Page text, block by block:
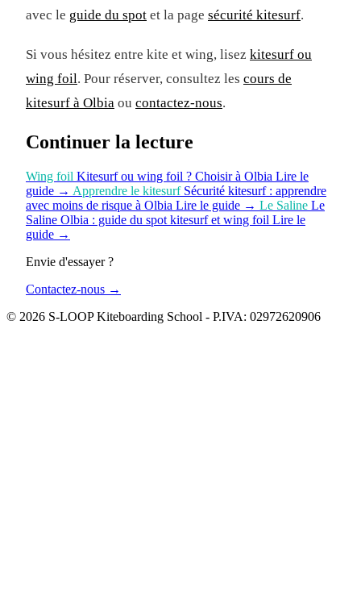
avec le guide du spot et la page sécurité kitesurf.
Si vous hésitez entre kite et wing, lisez kitesurf ou
wing foil. Pour réserver, consultez les cours de
kitesurf à Olbia ou contactez-nous.
Continuer la lecture
Wing foil Kitesurf ou wing foil ? Choisir à Olbia Lire le
guide → Apprendre le kitesurf Sécurité kitesurf : apprendre
avec moins de risque à Olbia Lire le guide → Le Saline Le
Saline Olbia : guide du spot kitesurf et wing foil Lire le
guide →
Envie d'essayer ?
Contactez-nous →
© 2026 S-LOOP Kiteboarding School - P.IVA: 02972620906